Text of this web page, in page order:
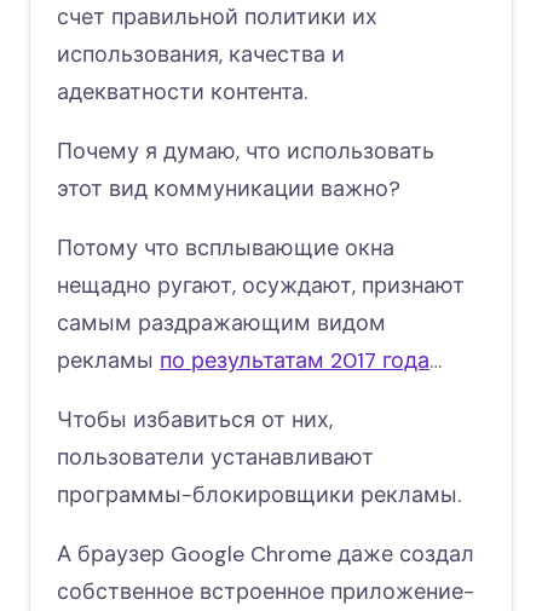
счет правильной политики их
использования, качества и
адекватности контента.
Почему я думаю, что использовать
этот вид коммуникации важно?
Потому что всплывающие окна
нещадно ругают, осуждают, признают
самым раздражающим видом
рекламы по результатам 2017 года…
Чтобы избавиться от них,
пользователи устанавливают
программы-блокировщики рекламы.
А браузер Google Chrome даже создал
собственное встроенное приложение-